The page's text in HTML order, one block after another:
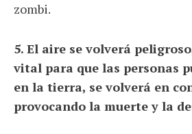
zombi.
5. El aire se volverá
vital para que las personas
en la tierra, se volverá en
provocando la muerte y la